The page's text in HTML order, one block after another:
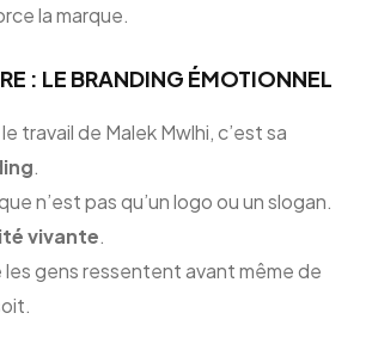
la marque.
: LE BRANDING ÉMOTIONNEL
travail de Malek Mwlhi, c’est sa
.
n’est pas qu’un logo ou un slogan.
vivante.
les gens ressentent avant même de